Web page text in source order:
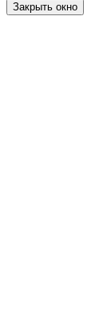
Закрыть окно